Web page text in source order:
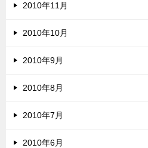
2010年11月
2010年10月
2010年9月
2010年8月
2010年7月
2010年6月